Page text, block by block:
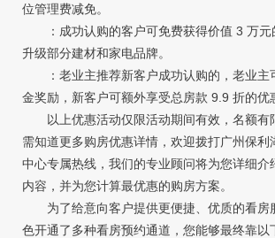
位管理费减免。
：成功认购的客户可免费获得价值 3 万元
升级部分建材和家电品牌。
：老业主推荐新客户成功认购的，老业主
金奖励，新客户可额外享受总房款 9.9 折的优
以上优惠活动仅限活动期间有效，名额有
需知道更多购房优惠详情，欢迎拨打广州保利
中心专属热线，我们的专业顾问将为您详细介
内容，并为您计算最优惠的购房方案。
为了给意向客户提供更便捷、优质的看房
色开通了多种看房预约通道，您能够最终靠以